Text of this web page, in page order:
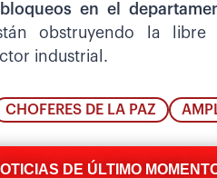
en el
obstruyendo la
industrial.
CHOFERES DE LA PAZ
DE ÚLTIMO